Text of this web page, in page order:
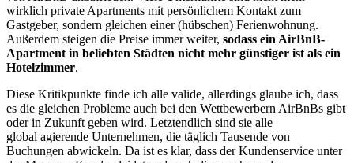
wirklich private Apartments mit persönlichem Kontakt zum
Gastgeber, sondern gleichen einer (hübschen) Ferienwohnung.
Außerdem steigen die Preise immer weiter, sodass ein AirBnB-
Apartment in beliebten Städten nicht mehr günstiger ist als ein
Hotelzimmer.
Diese Kritikpunkte finde ich alle valide, allerdings glaube ich, dass
es die gleichen Probleme auch bei den Wettbewerbern AirBnBs gibt
oder in Zukunft geben wird. Letztendlich sind sie alle
global agierende Unternehmen, die täglich Tausende von
Buchungen abwickeln. Da ist es klar, dass der Kundenservice unter